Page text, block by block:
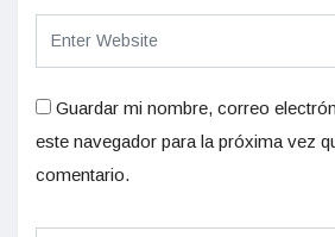
Guardar mi nombre, correo
este navegador para la próxima vez
comentario.